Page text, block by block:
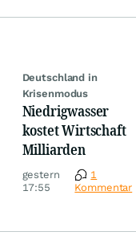
Deutschland in
Krisenmodus
Niedrigwasser
kostet Wirtschaft
Milliarden
gestern
17:55
1
Kommentar